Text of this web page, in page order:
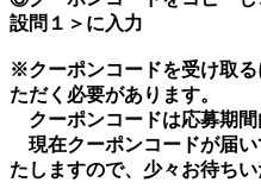
設問１＞に入力
※クーポンコードを受け取
ただく必要があります。
クーポンコードは応募期間
現在クーポンコードが届
たしますので、少々お待ちい